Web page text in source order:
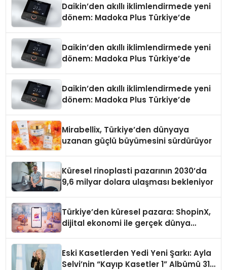
Daikin’den akıllı iklimlendirmede yeni
dönem: Madoka Plus Türkiye’de
Daikin’den akıllı iklimlendirmede yeni
dönem: Madoka Plus Türkiye’de
Daikin’den akıllı iklimlendirmede yeni
dönem: Madoka Plus Türkiye’de
Mirabellix, Türkiye’den dünyaya
uzanan güçlü büyümesini sürdürüyor
Küresel rinoplasti pazarının 2030’da
9,6 milyar dolara ulaşması bekleniyor
Türkiye’den küresel pazara: ShopinX,
dijital ekonomi ile gerçek dünya
Eski Kasetlerden Yedi Yeni Şarkı: Ayla
Selvi’nin “Kayıp Kasetler 1” Albümü 31